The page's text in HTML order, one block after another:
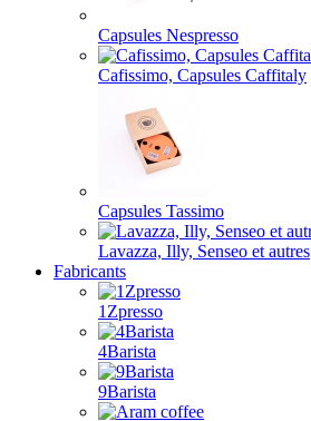
Capsules Nespresso
Cafissimo, Capsules Caffitaly
Capsules Tassimo
Lavazza, Illy, Senseo et autres
Fabricants
1Zpresso
4Barista
9Barista